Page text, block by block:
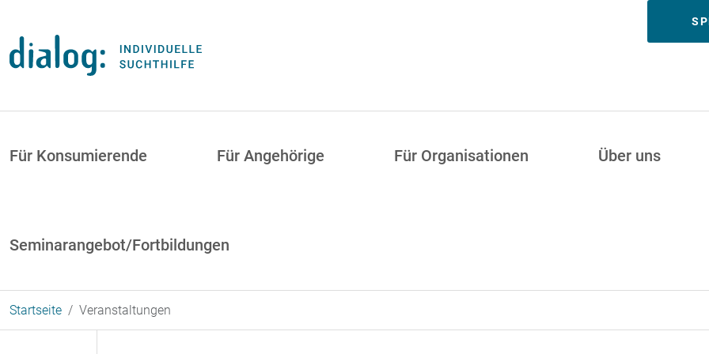
Für Konsumierende Für Angehörige Für Organisationen Über uns
Seminarangebot/Fortbildungen
Startseite Veranstaltungen